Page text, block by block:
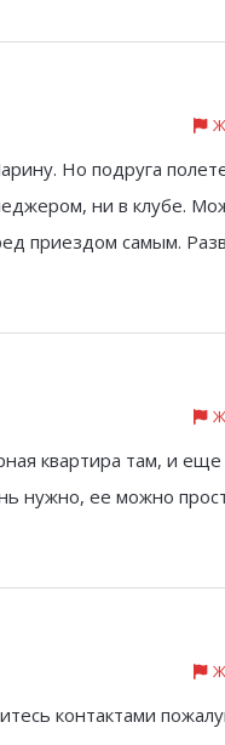
Но подруга
ни в клубе.
приездом самым.
квартира там, и еще
нужно, ее можно
контактами